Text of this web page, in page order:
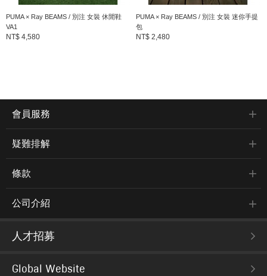
PUMA × Ray BEAMS / 別注 女裝 休閒鞋
VA1
NT$ 4,580
PUMA × Ray BEAMS / 別注 女裝 迷你手提
包
NT$ 2,480
會員服務
疑難排解
條款
公司介紹
人才招募
Global Website